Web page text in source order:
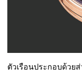
ตัวเรือนประกอบด้วย